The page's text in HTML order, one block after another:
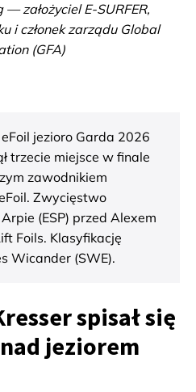
założyciel E-SURFER,
i członek zarządu Global
(GFA)
jezioro Garda 2026
trzecie miejsce w finale
zawodnikiem
Zwycięstwo
(ESP) przed Alexem
Foils. Klasyfikację
Wicander (SWE).
spisał się
jeziorem